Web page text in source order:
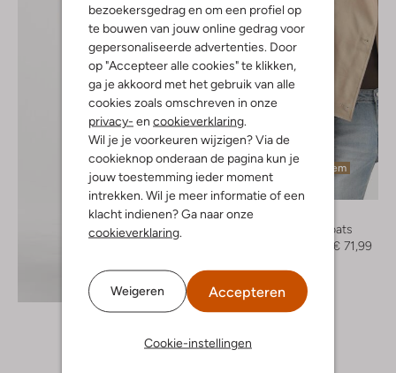
bezoekersgedrag en om een profiel op
te bouwen van jouw online gedrag voor
gepersonaliseerde advertenties. Door
op "Accepteer alle cookies" te klikken,
ga je akkoord met het gebruik van alle
cookies zoals omschreven in onze
privacy- en cookieverklaring
Wil je je voorkeuren wijzigen? Via de
cookieknop onderaan de pagina kun je
jouw toestemming ieder moment
intrekken. Wil je meer informatie of een
klacht indienen? Ga naar onze
cookieverklaring
Weigeren Accepteren
Cookie-instellingen
Ontdek de look
Laatste item
Trenchcoats
€ 71,99